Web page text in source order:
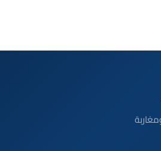
ومغاربة